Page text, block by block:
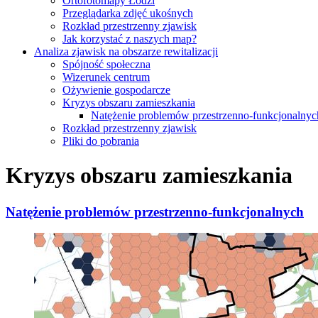
Przeglądarka zdjęć ukośnych
Rozkład przestrzenny zjawisk
Jak korzystać z naszych map?
Analiza zjawisk na obszarze rewitalizacji
Spójność społeczna
Wizerunek centrum
Ożywienie gospodarcze
Kryzys obszaru zamieszkania
Natężenie problemów przestrzenno-
Rozkład przestrzenny zjawisk
Pliki do pobrania
Kryzys obszaru zamieszkania
Natężenie problemów przestrzenno-funkcjonalnych